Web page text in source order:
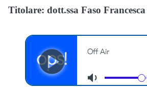
Titolare: dott.ssa Faso Francesca